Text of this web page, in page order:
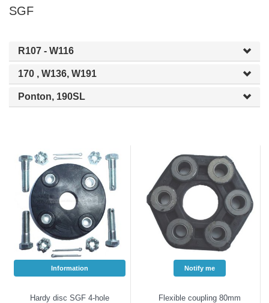
SGF
R107 - W116
170 , W136, W191
Ponton, 190SL
Information
Hardy disc SGF 4-hole
Notify me
Flexible coupling 80mm